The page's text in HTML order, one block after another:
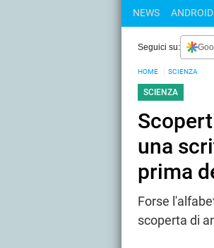
NEWS ANDROID
Seguici su:
HOME SCIENZA
SCIENZA
una
prima
Forse
scoperta di